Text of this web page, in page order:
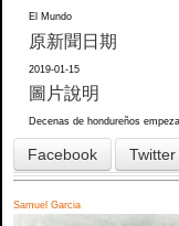
El Mundo
原新聞日期
2019-01-15
圖片說明
Decenas de hondureños
Facebook Twitter
Samuel Garcia